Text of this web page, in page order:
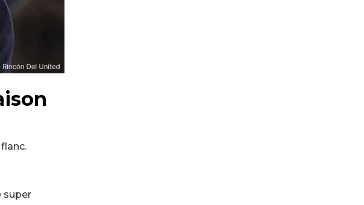
super